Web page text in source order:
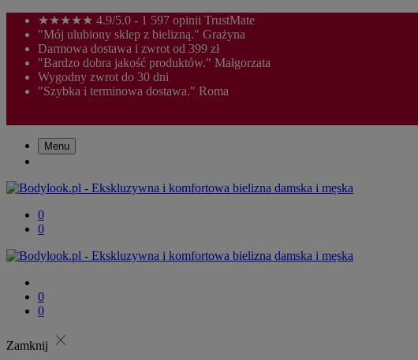
★★★★★ 4.9/5.0 - 1 597 opinii TrustMate
"Mój ulubiony sklep z bielizną." Grażyna
Darmowa dostawa i zwrot od 399 zł
"Bardzo dobra jakość produktów." Małgorzata
Wygodny zwrot do 30 dni
"Szybka i terminowa dostawa." Roma
Menu
0
0
0
0
Zamknij close